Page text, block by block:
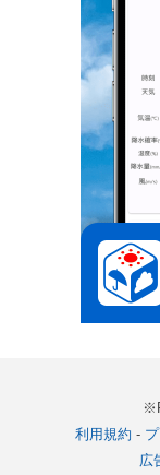
利用規約 -
広